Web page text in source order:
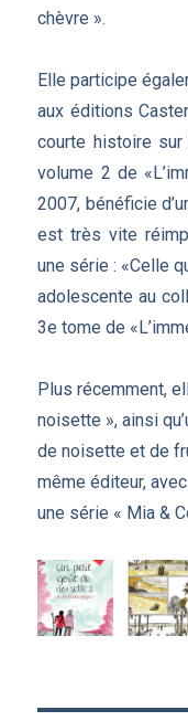
chèvre ».
Elle participe
aux éditions
courte histoire
volume 2 de
2007, bénéficie
est très vite
une série : «Celle
adolescente au
3e tome de
Plus récemment,
noisette », ainsi
de noisette et de
même éditeur,
une série « Mia &